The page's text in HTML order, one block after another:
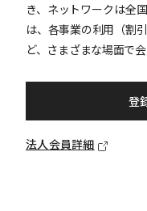
き、ネットワークは全
は、各事業の利用（割
ど、さまざまな場面で
登
法人会員詳細